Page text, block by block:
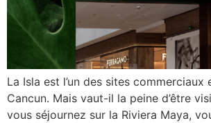
La Isla est l’un des sites commerciaux
Cancun. Mais vaut-il la peine d’être
vous séjournez sur la Riviera Maya,